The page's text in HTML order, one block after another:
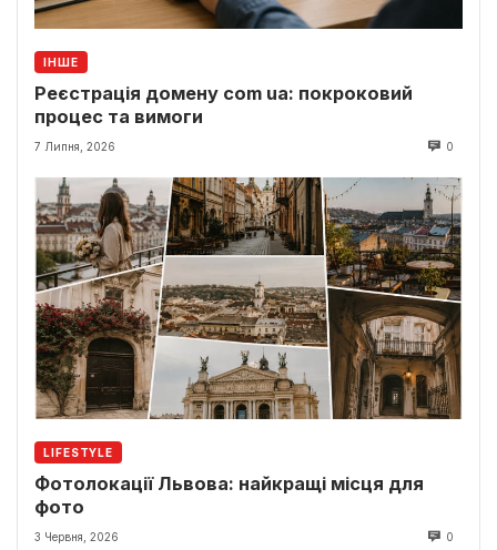
ІНШЕ
Реєстрація домену com ua: покроковий
процес та вимоги
7 Липня, 2026 0
LIFESTYLE
Фотолокації Львова: найкращі місця для
фото
3 Червня, 2026 0